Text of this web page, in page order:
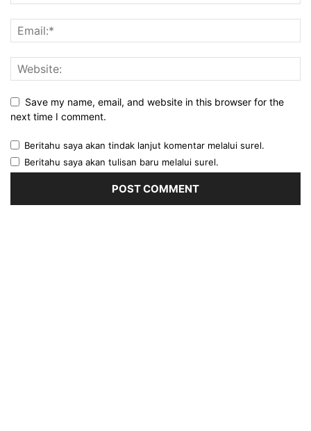
Save my name, email, and website in this browser for the
next time I comment.
Beritahu saya akan tindak lanjut komentar melalui surel.
Beritahu saya akan tulisan baru melalui surel.